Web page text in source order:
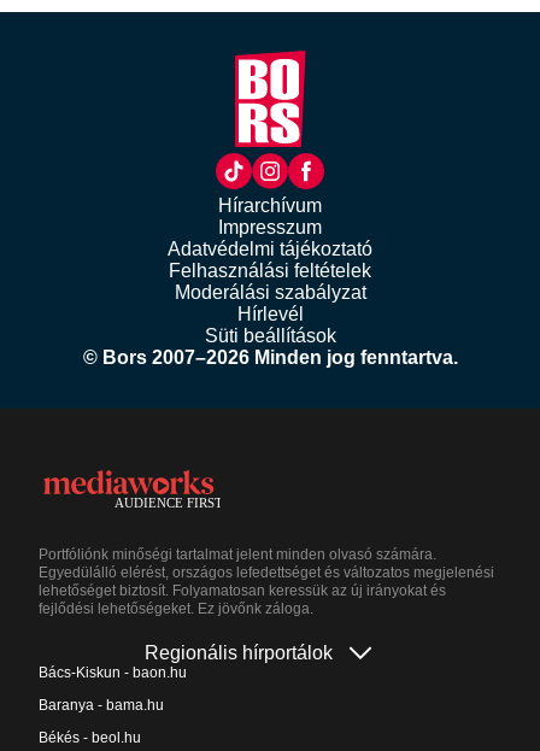
Hírarchívum
Impresszum
Adatvédelmi tájékoztató
Felhasználási feltételek
Moderálási szabályzat
Hírlevél
Süti beállítások
© Bors 2007–2026 Minden jog fenntartva.
Portfóliónk minőségi tartalmat jelent minden olvasó számára.
Egyedülálló elérést, országos lefedettséget és változatos megjelenési
lehetőséget biztosít. Folyamatosan keressük az új irányokat és
fejlődési lehetőségeket. Ez jövőnk záloga.
Regionális hírportálok
Bács-Kiskun - baon.hu
Baranya - bama.hu
Békés - beol.hu